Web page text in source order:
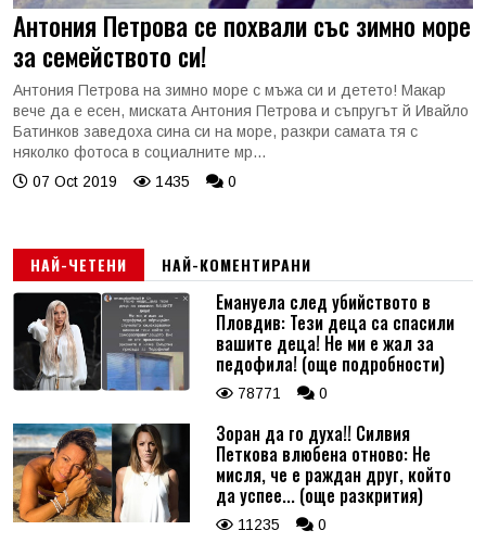
Антония Петрова се похвали със зимно море
за семейството си!
Антония Петрова на зимно море с мъжа си и детето! Макар
вече да е есен, миската Антония Петрова и съпругът й Ивайло
Батинков заведоха сина си на море, разкри самата тя с
няколко фотоса в социалните мр...
07 Oct 2019
1435 0
НАЙ-ЧЕТЕНИ НАЙ-КОМЕНТИРАНИ
Емануела след убийството в
Пловдив: Тези деца са спасили
вашите деца! Не ми е жал за
педофила! (още подробности)
78771 0
Зоран да го духа!! Силвия
Петкова влюбена отново: Не
мисля, че е раждан друг, който
да успее... (още разкрития)
11235 0